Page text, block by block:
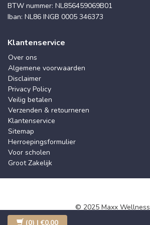
BTW nummer: NL856459069B01
Iban: NL86 INGB 0005 346373
Klantenservice
Over ons
Algemene voorwaarden
Disclaimer
Privacy Policy
Veilig betalen
Verzenden & retourneren
Klantenservice
Sitemap
Herroepingsformulier
Voor scholen
Groot Zakelijk
© 2025 Maxx Wellness
(0) | €0,00